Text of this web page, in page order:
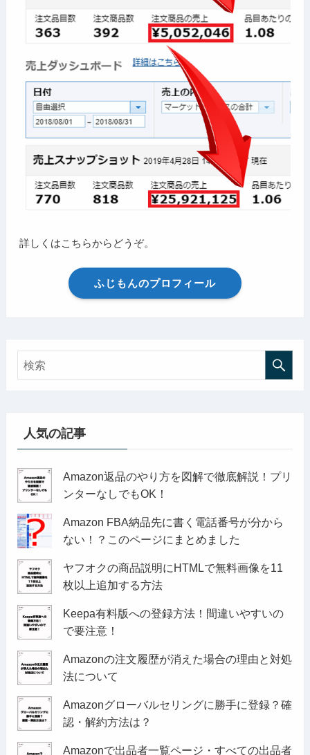
詳しくはこちらからどうぞ。
ふじもんのプロフィール
人気の記事
Amazon返品のやり方を図解で徹底解説！プリ
ンターなしでもOK！
Amazon FBA納品先に書く電話番号が分から
ない！？このページにまとめました
ヤフオクの商品説明にHTMLで無料画像を11
枚以上追加する方法
Keepa有料版への登録方法！間違いやすいの
で要注意！
Amazonの注文履歴が消えた場合の理由と対処
法について
Amazonグローバルセリングに勝手に登録？確
認・解約方法は？
Amazonで出品者一覧ページ・すべての出品者